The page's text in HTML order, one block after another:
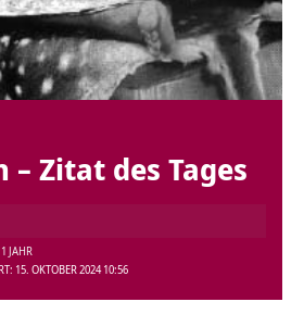
Zitat des Tages
15. OKTOBER 2024 10:56
JAHR